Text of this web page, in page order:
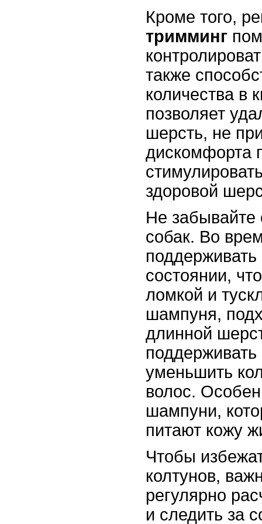
Кроме того,
тримминг
также
количества в
позволяет
шерсть, не
дискомфорта
здоровой
Не
собак. Во
состоянии,
ломкой и
шампуня,
длинной
поддерживать
уменьшить
волос.
шампуни,
питают кожу
Чтобы
колтунов,
регулярно
и следить за